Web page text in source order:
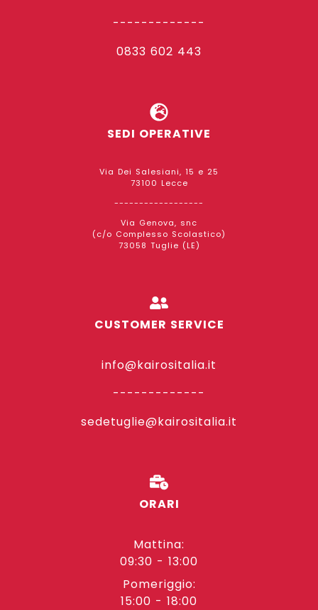
-------------
0833 602 443
SEDI OPERATIVE
Via Dei Salesiani, 15 e 25
73100 Lecce
------------------
Via Genova, snc
(c/o Complesso Scolastico)
73058 Tuglie (LE)
CUSTOMER SERVICE
info@kairositalia.it
-------------
sedetuglie@kairositalia.it
ORARI
Mattina:
09:30 - 13:00
Pomeriggio:
15:00 - 18:00